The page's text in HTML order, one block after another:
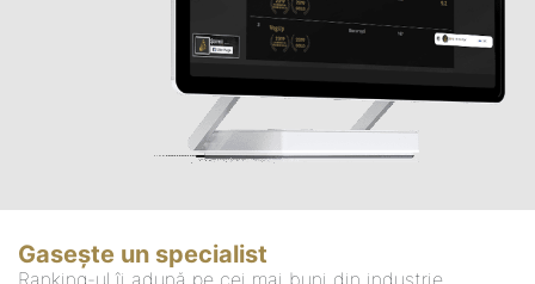
Gasește un specialist